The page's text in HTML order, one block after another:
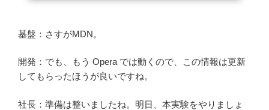
基盤：さすがMDN。
開発：でも、もう Opera では動くので、この情報は更新
してもらったほうが良いですね。
社長：準備は整いましたね。明日、本実験をやりましょ